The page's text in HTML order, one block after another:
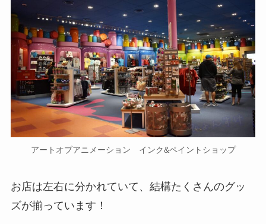
アートオブアニメーション インク&ペイントショップ
お店は左右に分かれていて、結構たくさんのグッ
ズが揃っています！